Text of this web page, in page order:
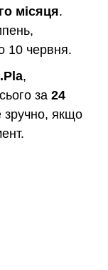
місяця.
10 червня.
,
за 24
зручно, якщо